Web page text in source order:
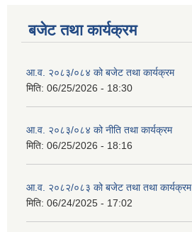
बजेट तथा कार्यक्रम
आ.व. २०८३/०८४ को बजेट तथा कार्यक्रम
मिति: 06/25/2026 - 18:30
आ.व. २०८३/०८४ को नीति तथा कार्यक्रम
मिति: 06/25/2026 - 18:16
आ.व. २०८२/०८३ को बजेट तथा तथा कार्यक्रम
मिति: 06/24/2025 - 17:02